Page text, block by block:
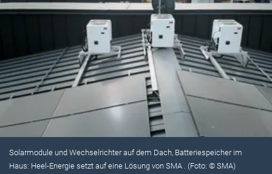
Solarmodule und Wechselrichter auf dem Dach, Batteriespeicher im
Haus: Heel-Energie setzt auf eine Lösung von SMA . (Foto: © SMA)